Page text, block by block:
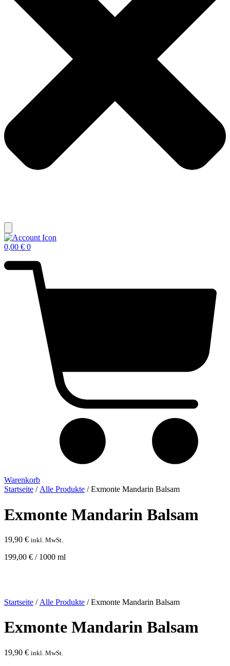
0,00 € 0
Warenkorb
Startseite / Alle Produkte / Exmonte Mandarin Balsam
Exmonte Mandarin Balsam
19,90 € inkl. MwSt.
199,00 € / 1000 ml
Startseite / Alle Produkte / Exmonte Mandarin Balsam
Exmonte Mandarin Balsam
19,90 € inkl. MwSt.